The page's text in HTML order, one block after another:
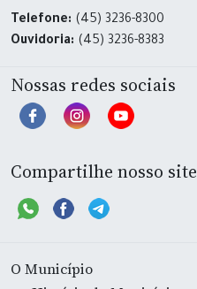
Telefone: (45) 3236-8300
Ouvidoria: (45) 3236-8383
Nossas redes sociais
Compartilhe nosso site
O Município